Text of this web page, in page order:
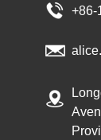
+86-